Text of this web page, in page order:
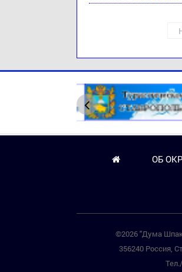
ОБ
©2026 "Дума
356240 Россия,